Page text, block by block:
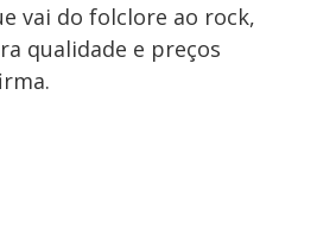
vai do folclore ao rock,
qualidade e preços